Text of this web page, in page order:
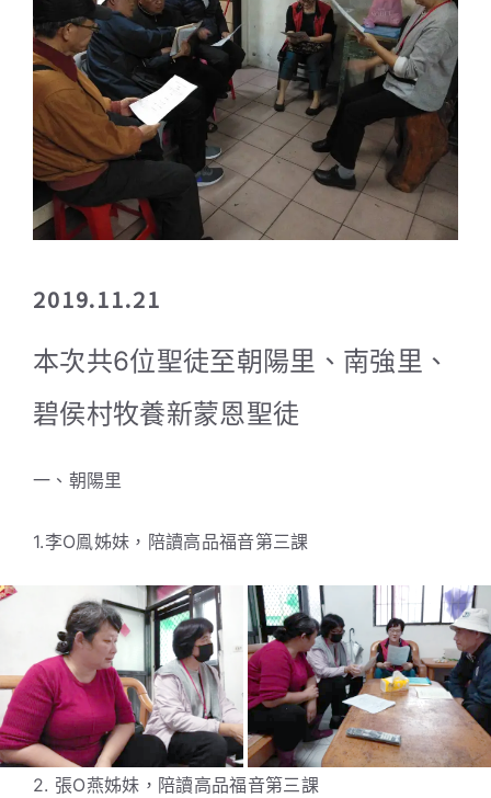
2019.11.21
本次共6位聖徒至朝陽里、南強里、
碧侯村牧養新蒙恩聖徒
一、朝陽里
1.李O鳯姊妹，陪讀高品福音第三課
2. 張O燕姊妹，陪讀高品福音第三課